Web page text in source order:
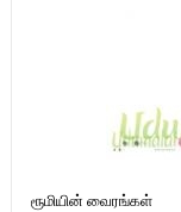
ரூமியின் வைரங்கள்